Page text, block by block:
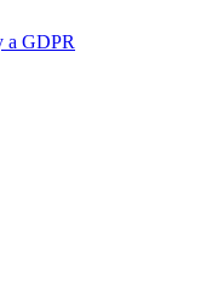
a GDPR